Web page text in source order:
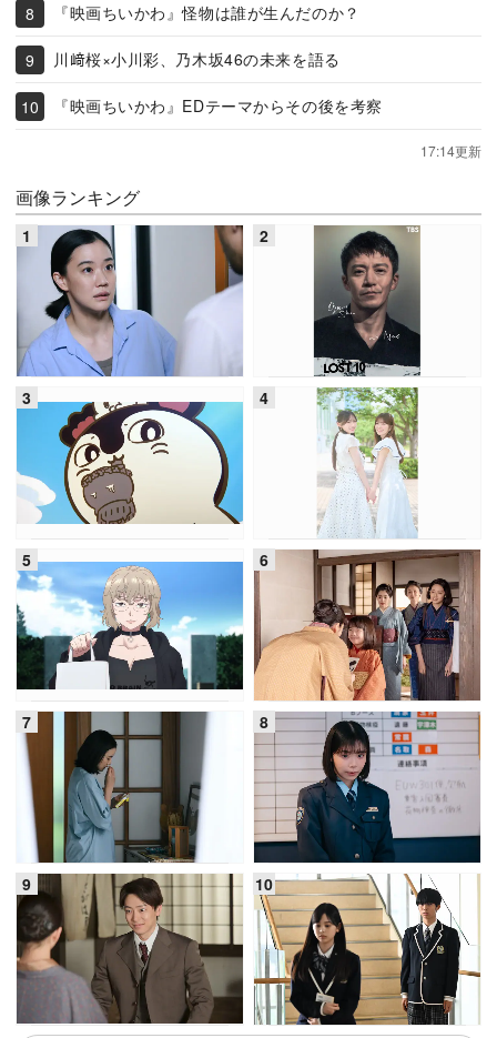
『映画ちいかわ』怪物は誰が生んだのか？
川﨑桜×小川彩、乃木坂46の未来を語る
『映画ちいかわ』EDテーマからその後を考察
17:14更新
画像ランキング